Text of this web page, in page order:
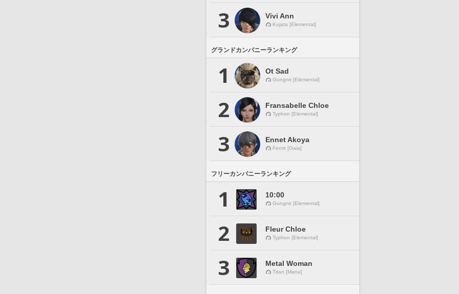
3 Vivi Ann
Kujata [Elemental]
グランドカンパニーランキング
1 Ot Sad
Gungnir [Elemental]
2 Fransabelle Chloe
Typhon [Elemental]
3 Ennet Akoya
Fenrir [Gaia]
フリーカンパニーランキング
1 10:00
Gungnir [Elemental]
2 Fleur Chloe
Typhon [Elemental]
3 Metal Woman
Titan [Mana]